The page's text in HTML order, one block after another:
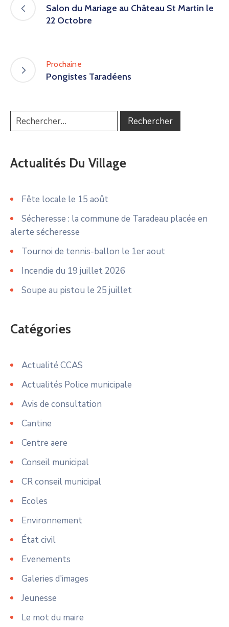
Salon du Mariage au Château St Martin le
22 Octobre
Prochaine
Pongistes Taradéens
Actualités Du Village
Fête locale le 15 août
Sécheresse : la commune de Taradeau placée en
alerte sécheresse
Tournoi de tennis-ballon le 1er aout
Incendie du 19 juillet 2026
Soupe au pistou le 25 juillet
Catégories
Actualité CCAS
Actualités Police municipale
Avis de consultation
Cantine
Centre aere
Conseil municipal
CR conseil municipal
Ecoles
Environnement
État civil
Evenements
Galeries d'images
Jeunesse
Le mot du maire